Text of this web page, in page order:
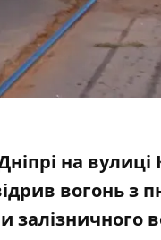
на
вогонь з